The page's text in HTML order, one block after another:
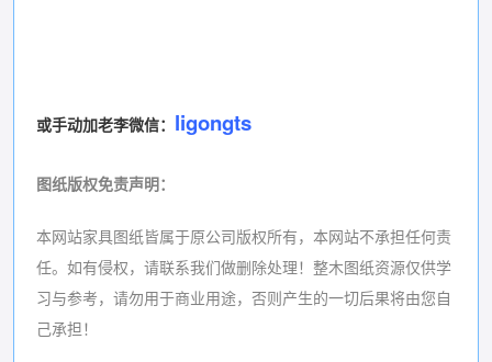
或手动加老李微信： ligongts
图纸版权免责声明：
本网站家具图纸皆属于原公司版权所有，本网站不承担任何责
任。如有侵权，请联系我们做删除处理！ 整木图纸资源仅供学
习与参考，请勿用于商业用途，否则产生的一切后果将由您自
己承担！